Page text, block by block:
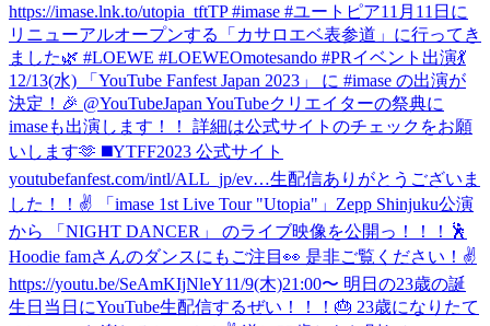
https://imase.lnk.to/utopia_tftTP #imase #ユートピア11月11日に
リニューアルオープンする「カサロエベ表参道」に行ってき
ました🌿 #LOEWE #LOEWEOmotesando #PRイベント出演💃
12/13(水) 「YouTube Fanfest Japan 2023」 に #imase の出演が
決定！🎉 @YouTubeJapan YouTubeクリエイターの祭典に
imaseも出演します！！ 詳細は公式サイトのチェックをお願
いします🫶 ◼️YTFF2023 公式サイト
youtubefanfest.com/intl/ALL_jp/ev…生配信ありがとうございま
した！！✌️ 「imase 1st Live Tour "Utopia"」Zepp Shinjuku公演
から 「NIGHT DANCER」 のライブ映像を公開っ！！！🕺
Hoodie famさんのダンスにもご注目👀 是非ご覧ください！✌️
https://youtu.be/SeAmKIjNleY11/9(木)21:00〜 明日の23歳の誕
生日当日にYouTube生配信するぜい！！！🎂 23歳になりたて